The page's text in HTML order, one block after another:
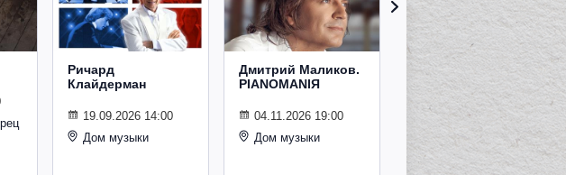
Ричард
Клайдерман
19.09.2026 14:00
Дом музыки
Дмитрий Маликов.
PIANOMANIЯ
04.11.2026 19:00
Дом музыки
Рождественский
концерт
Владимира
Спивакова
24.12.2026 19:00
Дом музыки